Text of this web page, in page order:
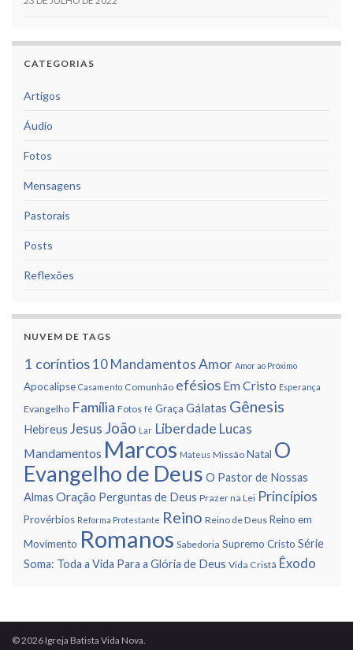
CATEGORIAS
Artigos
Áudio
Fotos
Mensagens
Pastorais
Posts
Reflexões
NUVEM DE TAGS
1 corí­ntios 10 Mandamentos Amor Amor ao Próximo
Apocalipse Casamento Comunhão efésios Em Cristo Esperança
Evangelho Famí­lia Fotos fé Graça Gálatas Gênesis
Hebreus Jesus João Lar Liberdade Lucas
Mandamentos Marcos Mateus Missão Natal O
Evangelho de Deus O Pastor de Nossas
Almas Oração Perguntas de Deus Prazer na Lei Princí­pios
Provérbios Reforma Protestante Reino Reino de Deus Reino em
Movimento Romanos Sabedoria Supremo Cristo Série
Soma: Toda a Vida Para a Glória de Deus Vida Cristã Êxodo
© 2026 Igreja Batista Vida Nova.